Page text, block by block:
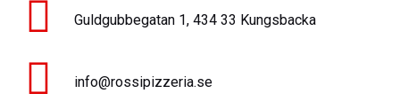
Guldgubbegatan 1, 434 33 Kungsbacka
info@rossipizzeria.se